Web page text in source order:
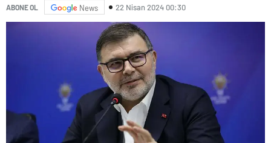
ABONE OL News 22 Nisan 2024 00:30